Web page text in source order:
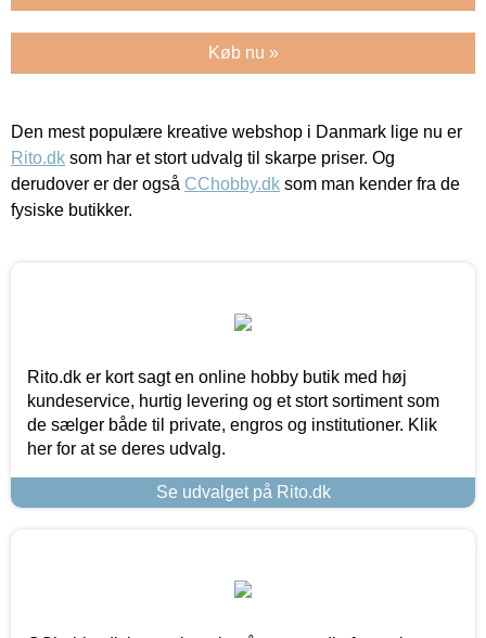
Køb nu »
Den mest populære kreative webshop i Danmark lige nu er
Rito.dk som har et stort udvalg til skarpe priser. Og
derudover er der også CChobby.dk som man kender fra de
fysiske butikker.
Rito.dk er kort sagt en online hobby butik med høj
kundeservice, hurtig levering og et stort sortiment som
de sælger både til private, engros og institutioner. Klik
her for at se deres udvalg.
Se udvalget på Rito.dk